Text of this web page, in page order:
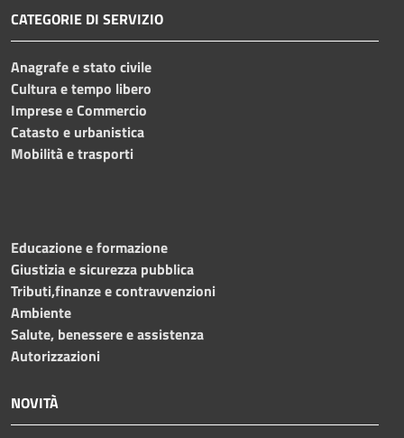
CATEGORIE DI SERVIZIO
Anagrafe e stato civile
Cultura e tempo libero
Imprese e Commercio
Catasto e urbanistica
Mobilità e trasporti
Educazione e formazione
Giustizia e sicurezza pubblica
Tributi,finanze e contravvenzioni
Ambiente
Salute, benessere e assistenza
Autorizzazioni
NOVITÀ